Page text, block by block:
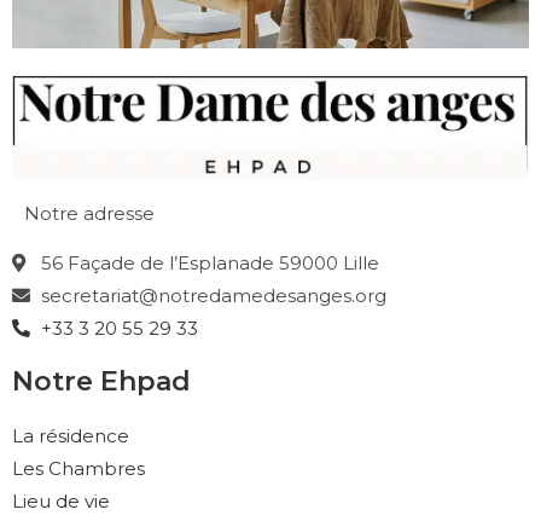
Notre adresse
56 Façade de l’Esplanade 59000 Lille
secretariat@notredamedesanges.org
+33 3 20 55 29 33
Notre Ehpad
La résidence
Les Chambres
Lieu de vie